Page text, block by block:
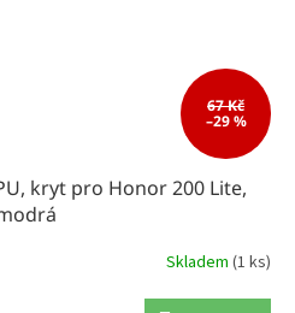
67 Kč
–29 %
kryt pro Honor 200 Lite,
Skladem (1 ks)